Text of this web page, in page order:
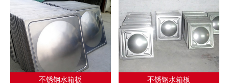
不锈钢水箱板 不锈钢水箱板